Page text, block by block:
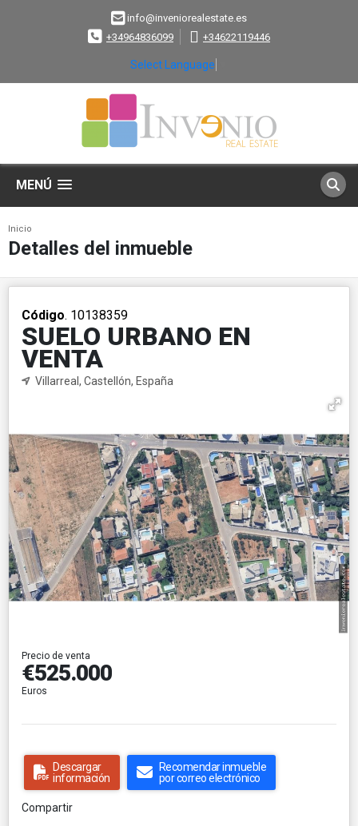
info@inveniorealestate.es
+34964836099
+34622119446
Select Language
MENÚ
Inicio
Detalles del inmueble
Código. 10138359
SUELO URBANO EN
VENTA
Villarreal, Castellón, España
Precio de venta
€525.000
Euros
Descargar
información
Recomendar inmueble
por correo electrónico
Compartir